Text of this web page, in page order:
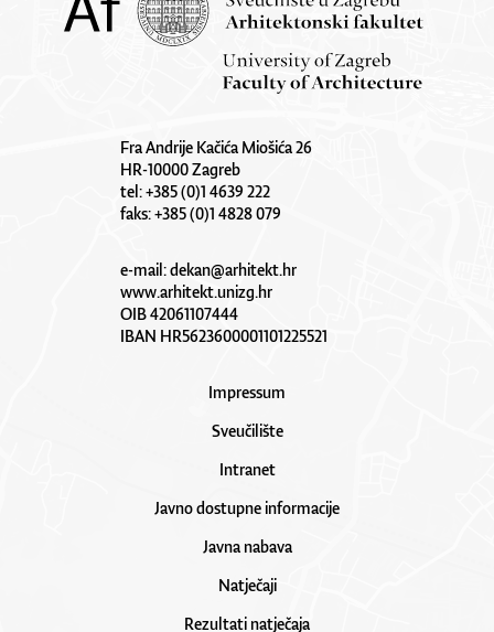
Fra Andrije Kačića Miošića 26
HR-10000 Zagreb
tel: +385 (0)1 4639 222
faks: +385 (0)1 4828 079
e-mail:dekan@arhitekt.hr
www.arhitekt.unizg.hr
OIB 42061107444
IBAN HR5623600001101225521
Impressum
Sveučilište
Intranet
Javno dostupne informacije
Javna nabava
Natječaji
Rezultati natječaja